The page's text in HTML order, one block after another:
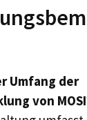
Umfang der
von